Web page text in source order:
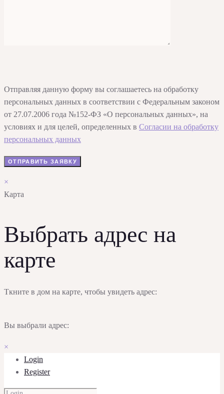
Отправляя данную форму вы соглашаетесь на обработку
персональных данных в соответствии с Федеральным законом
от 27.07.2006 года №152-ФЗ «О персональных данных», на
условиях и для целей, определенных в Согласии на обработку
персональных данных
×
Карта
Выбрать адрес на
карте
Ткните в дом на карте, чтобы увидеть адрес:
Вы выбрали адрес:
×
Login
Register